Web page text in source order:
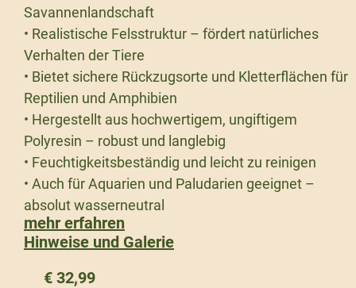
Savannenlandschaft
• Realistische Felsstruktur – fördert natürliches
Verhalten der Tiere
• Bietet sichere Rückzugsorte und Kletterflächen für
Reptilien und Amphibien
• Hergestellt aus hochwertigem, ungiftigem
Polyresin – robust und langlebig
• Feuchtigkeitsbeständig und leicht zu reinigen
• Auch für Aquarien und Paludarien geeignet –
absolut wasserneutral
mehr erfahren
Hinweise und Galerie
€ 32,99